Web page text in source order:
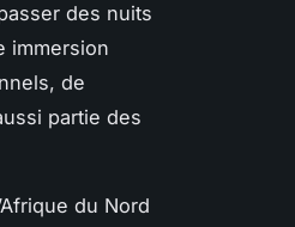
des nuits
immersion
de
partie des
du Nord